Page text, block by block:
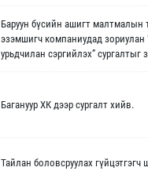
Баруун бүсийн ашигт малтмалын
эзэмшигч компаниудад зориулан
урьдчилан сэргийлэх” сургалтыг
Багануур ХК дээр сургалт хийв.
Тайлан боловсруулах гүйцэтгэгч